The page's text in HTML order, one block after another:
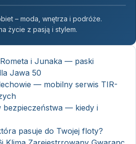
– moda, wnętrza i podróże.
życie z pasją i stylem.
i Junaka — paski
Jawa 50
— mobilny serwis TIR-
bezpieczeństwa — kiedy i
pasuje do Twojej floty?